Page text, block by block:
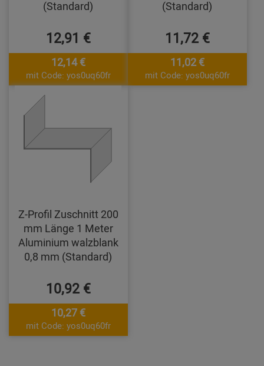
(Standard)
12,91 €
12,14 €
mit Code: yos0uq60fr
(Standard)
11,72 €
11,02 €
mit Code: yos0uq60fr
Z-Profil Zuschnitt 200
mm Länge 1 Meter
Aluminium walzblank
0,8 mm (Standard)
10,92 €
10,27 €
mit Code: yos0uq60fr